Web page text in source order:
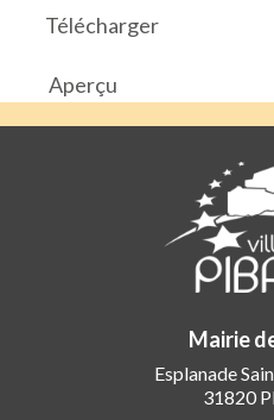
Télécharger
Aperçu
Mairie
Esplanade
31820